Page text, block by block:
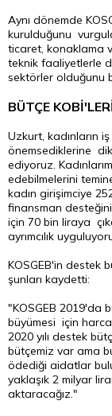
Aynı dönemde
kurulduğunu
ticaret, konaklama
teknik faaliyetlerle
sektörler olduğunu
BÜTÇE
Uzkurt, kadınların
önemsediklerine
ediyoruz.
edebilmelerini
kadın girişimciye
finansman
için 70 bin liraya
ayrımcılık
KOSGEB'in destek
şunları kaydetti:
"KOSGEB 2019'da
büyümesi için
2020 yılı destek
bütçemiz var ama
ödediği aidatlar
yaklaşık 2 milyar
aktaracağız."